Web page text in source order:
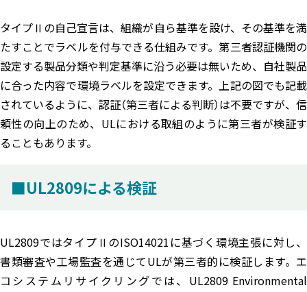
タイプⅡの自己宣言は、組織が自ら基準を設け、その基準を満
たすことでラベルを付与できる仕組みです。第三者認証機関の
設定する製品分類や判定基準に沿う必要は無いため、自社製品
に合った内容で環境ラベルを設定できます。上記の図でも記載
されているように、認証（第三者による判断）は不要ですが、信
頼性の向上のため、ULにおける取組のように第三者が検証す
ることもあります。
■UL2809による検証
UL2809ではタイプⅡのISO14021に基づく環境主張に対し、
書類審査や工場監査を通じてULが第三者的に検証します。エ
コシステムリサイクリングでは、UL2809 Environmental